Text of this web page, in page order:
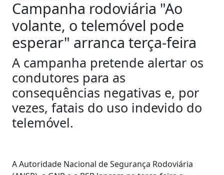
Campanha rodoviária "Ao
volante, o telemóvel pode
esperar" arranca terça-feira
A campanha pretende alertar os
condutores para as
consequências negativas e, por
vezes, fatais do uso indevido do
telemóvel.
A Autoridade Nacional de Segurança Rodoviária